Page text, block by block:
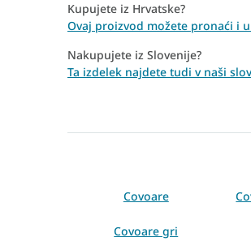
Kupujete iz Hrvatske?
Ovaj proizvod možete pronaći i
Nakupujete iz Slovenije?
Ta izdelek najdete tudi v naši
Covoare
Covoare gri